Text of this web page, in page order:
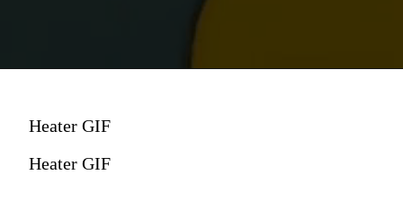
Heater GIF
Heater GIF